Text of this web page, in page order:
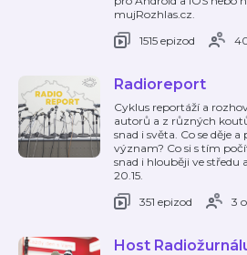
mujRozhlas.cz.
1515 epizod
Radioreport
Cyklus reportáží a
autorů a z různých
snad i světa. Co se děje
význam? Co si s tím
snad i hlouběji ve středu
20.15.
351 epizod
3
Host